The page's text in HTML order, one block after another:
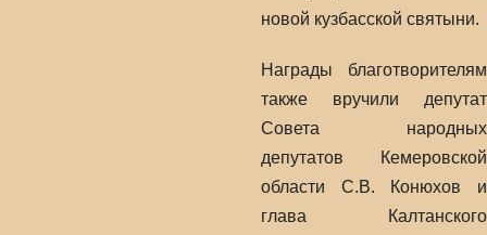
новой кузбасской святыни.
Награды благотворителям
также вручили депутат
Совета народных
депутатов Кемеровской
области С.В. Конюхов и
глава Калтанского